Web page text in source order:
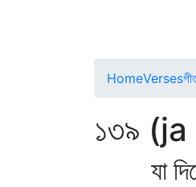
HomeVerses
১৩৯
যা